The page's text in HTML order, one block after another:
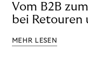
Vom B2B
bei Retouren
MEHR LESEN